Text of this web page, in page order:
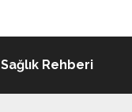
Sağlık Rehberi